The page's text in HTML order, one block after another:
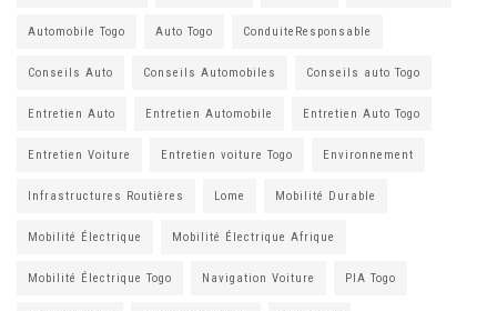
Automobile Togo Auto Togo ConduiteResponsable
Conseils Auto Conseils Automobiles Conseils auto Togo
Entretien Auto Entretien Automobile Entretien Auto Togo
Entretien Voiture Entretien voiture Togo Environnement
Infrastructures Routières Lome Mobilité Durable
Mobilité Électrique Mobilité Électrique Afrique
Mobilité Électrique Togo Navigation Voiture PIA Togo